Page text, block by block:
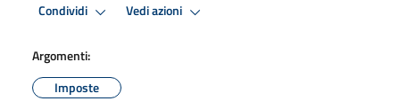
Condividi Vedi azioni
Argomenti:
Imposte